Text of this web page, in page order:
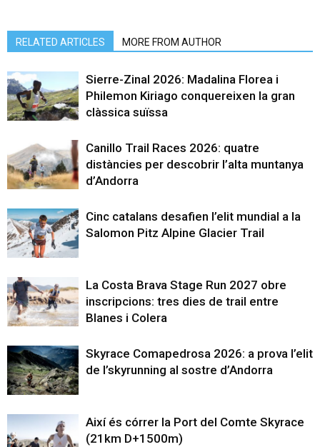
RELATED ARTICLES MORE FROM AUTHOR
Sierre-Zinal 2026: Madalina Florea i
Philemon Kiriago conquereixen la gran
clàssica suïssa
Canillo Trail Races 2026: quatre
distàncies per descobrir l’alta muntanya
d’Andorra
Cinc catalans desafien l’elit mundial a la
Salomon Pitz Alpine Glacier Trail
La Costa Brava Stage Run 2027 obre
inscripcions: tres dies de trail entre
Blanes i Colera
Skyrace Comapedrosa 2026: a prova l’elit
de l’skyrunning al sostre d’Andorra
Així és córrer la Port del Comte Skyrace
(21km D+1500m)